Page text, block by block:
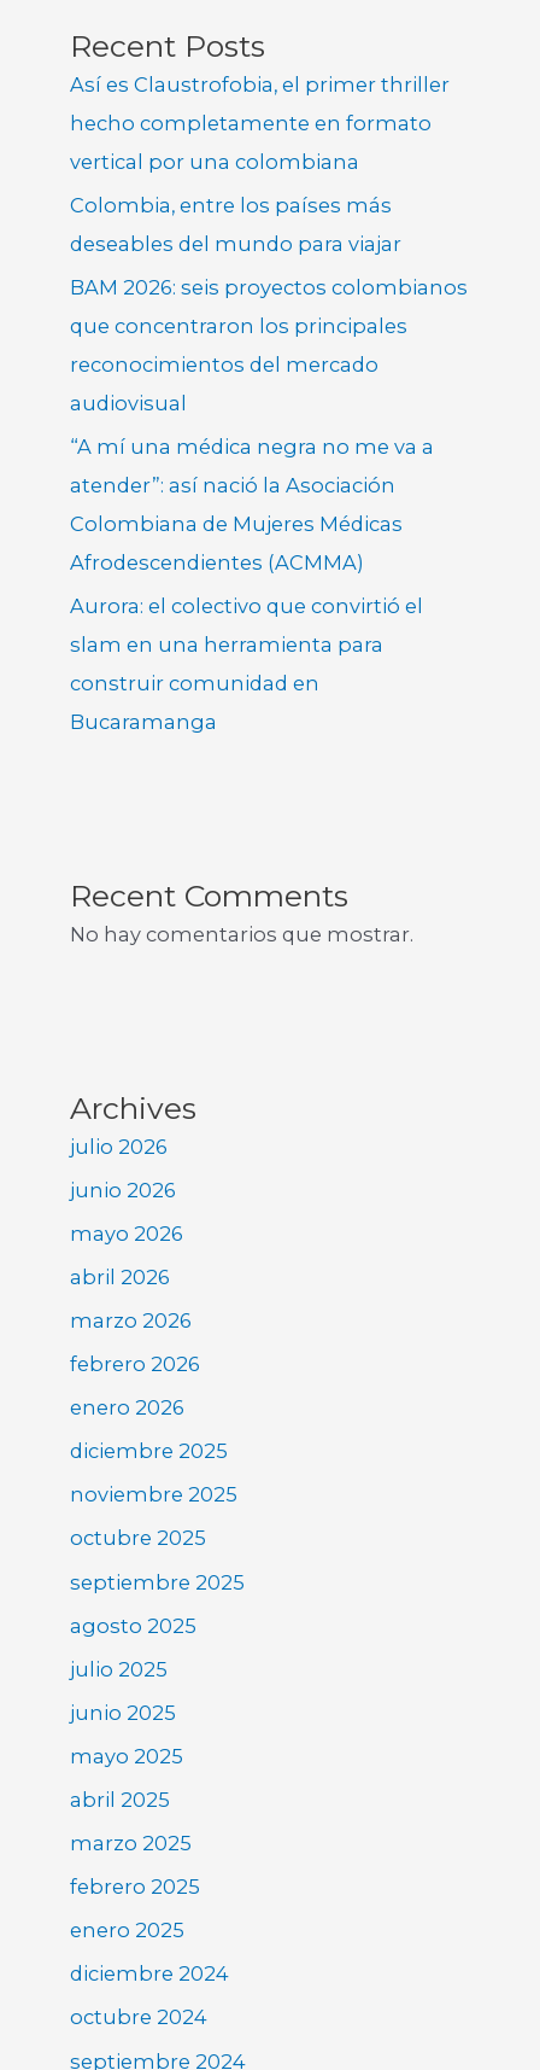
Recent Posts
Así es Claustrofobia, el primer thriller
hecho completamente en formato
vertical por una colombiana
Colombia, entre los países más
deseables del mundo para viajar
BAM 2026: seis proyectos colombianos
que concentraron los principales
reconocimientos del mercado
audiovisual
“A mí una médica negra no me va a
atender”: así nació la Asociación
Colombiana de Mujeres Médicas
Afrodescendientes (ACMMA)
Aurora: el colectivo que convirtió el
slam en una herramienta para
construir comunidad en
Bucaramanga
Recent Comments
No hay comentarios que mostrar.
Archives
julio 2026
junio 2026
mayo 2026
abril 2026
marzo 2026
febrero 2026
enero 2026
diciembre 2025
noviembre 2025
octubre 2025
septiembre 2025
agosto 2025
julio 2025
junio 2025
mayo 2025
abril 2025
marzo 2025
febrero 2025
enero 2025
diciembre 2024
octubre 2024
septiembre 2024